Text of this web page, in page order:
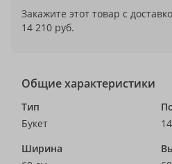
Закажите этот товар с
14 210 руб.
Общие характеристики
Тип
Букет
Ширина